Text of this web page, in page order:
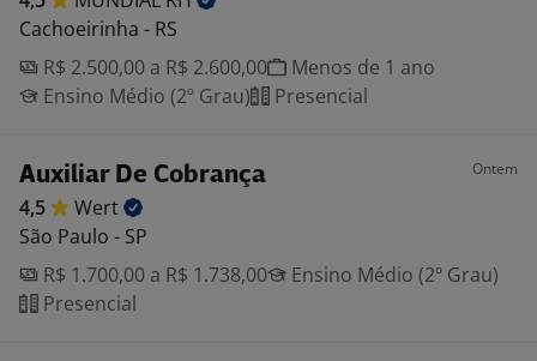
Cachoeirinha - RS
R$ 2.500,00 a R$ 2.600,00
Menos de 1 ano
Ensino Médio (2º Grau)
Presencial
Auxiliar De Cobrança Ontem
4,5
Wert
São Paulo - SP
R$ 1.700,00 a R$ 1.738,00
Ensino Médio (2º Grau)
Presencial